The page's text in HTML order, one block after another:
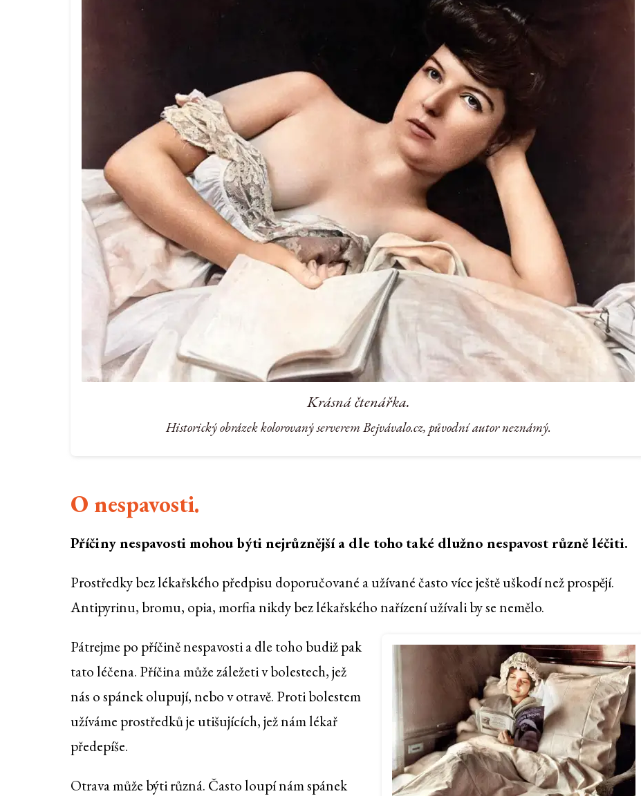
Krásná čtenářka.
Historický obrázek kolorovaný serverem Bejvávalo.cz, původní autor neznámý.
O nespavosti.
Příčiny nespavosti mohou býti nejrůznější a dle toho také dlužno nespavost různě léčiti.
Prostředky bez lékařského předpisu doporučované a užívané často více ještě uškodí než prospějí.
Antipyrinu, bromu, opia, morfia nikdy bez lékařského nařízení užívali by se nemělo.
Pátrejme po příčině nespavosti a dle toho budiž pak
tato léčena. Příčina může záležeti v bolestech, jež
nás o spánek olupují, nebo v otravě. Proti bolestem
užíváme prostředků je utišujících, jež nám lékař
předepíše.
Otrava může býti různá. Často loupí nám spánek